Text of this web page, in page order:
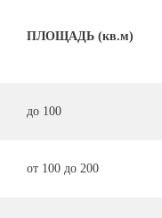
ПЛОЩАДЬ (кв.м)
до 100
от 100 до 200